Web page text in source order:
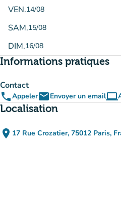
VEN.14/08
SAM.15/08
DIM.16/08
Informations pratiques
Contact
phoneAppeleremailEnvoyer un emailcomputer
Localisation
place 17 Rue Crozatier, 75012 Paris,
(ouvrir dans
(nouvel onglet)